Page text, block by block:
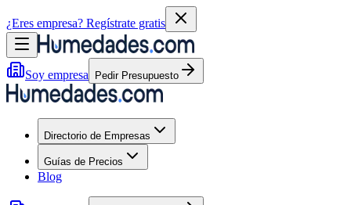
¿Eres empresa? Regístrate gratis
Soy empresa Pedir Presupuesto
Directorio de Empresas
Guías de Precios
Blog